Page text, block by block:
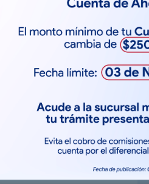
60
quieraso hacer pagos
ni cargos extra.